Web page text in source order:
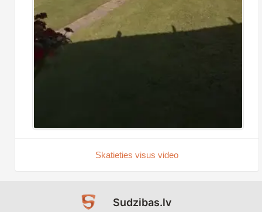
Skatieties visus video
Sudzibas.lv